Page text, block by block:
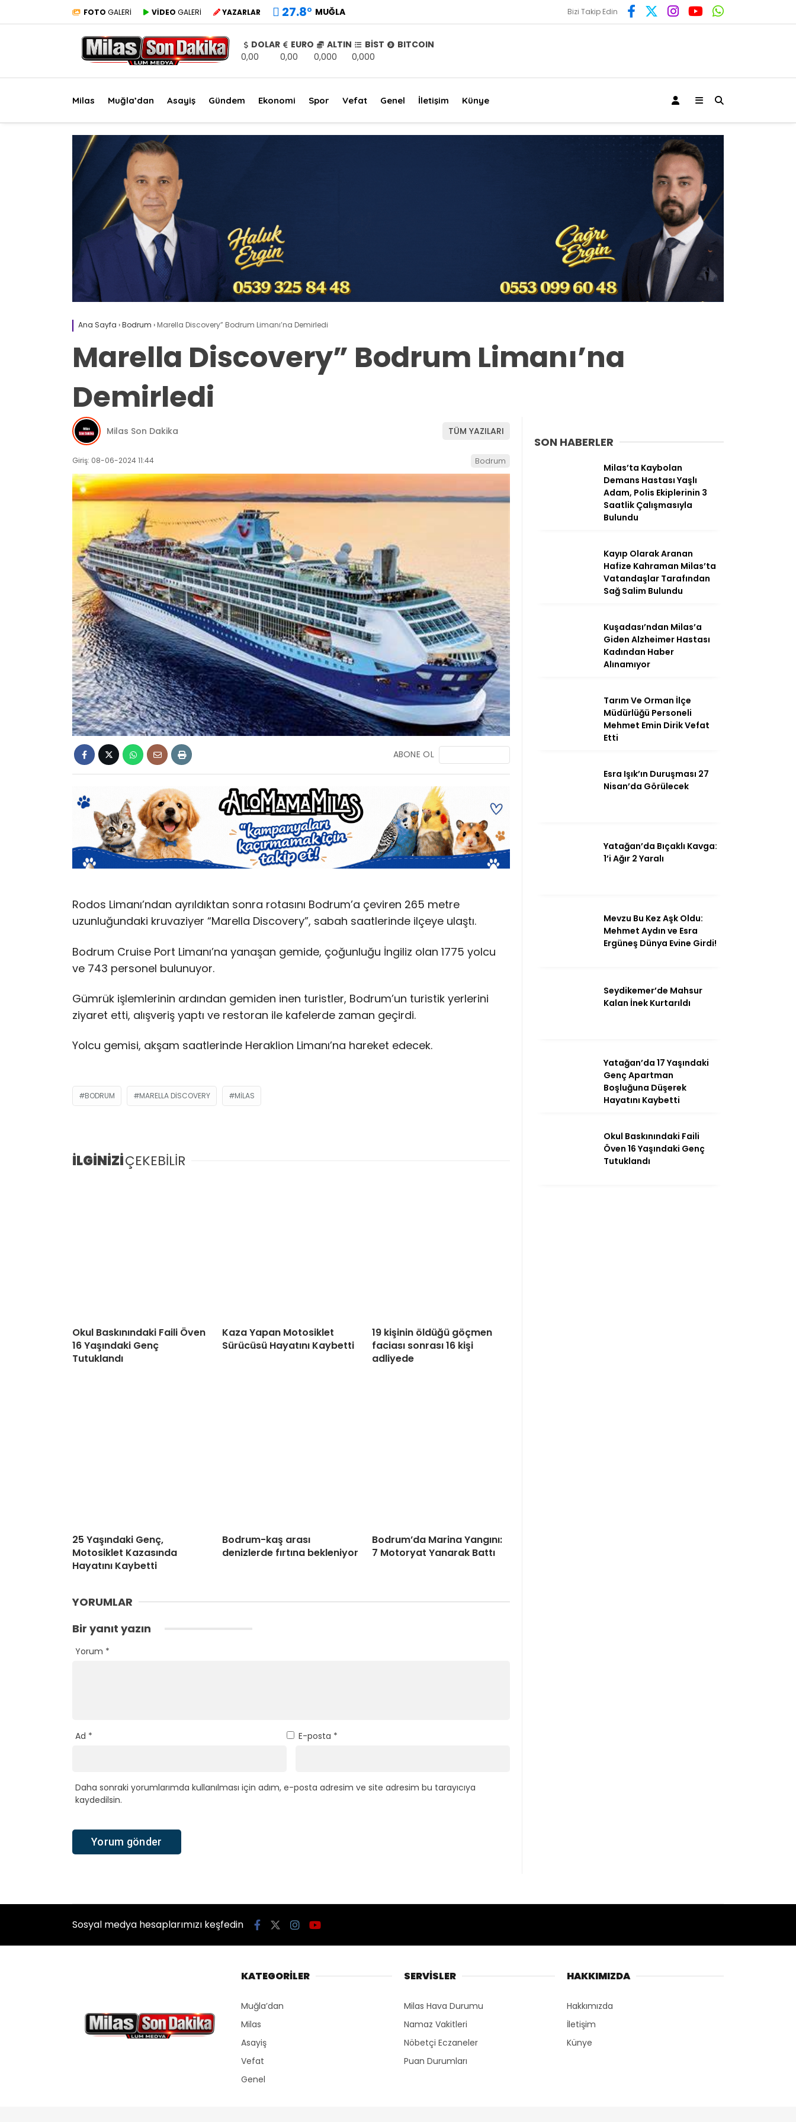
Milas
Genel
İletişim
Künye
İhbar Hattı
Instagram
FOTO GALERİ VİDEO GALERİ YAZARLAR 27.8° MUĞLA Bizi Takip Edin
DOLAR
0,00
EURO
0,00
ALTIN
0,000
BİST
0,000
BITCOIN
Milas Muğla’dan Asayiş Gündem Ekonomi Spor Vefat Genel İletişim Künye
Ana Sayfa ›Bodrum › Marella Discovery” Bodrum Limanı’na Demirledi
Marella Discovery” Bodrum Limanı’na
Demirledi
Milas Son Dakika TÜM YAZILARI
Giriş: 08-06-2024 11:44 Bodrum
ABONE OL
Rodos Limanı’ndan ayrıldıktan sonra rotasını Bodrum’a çeviren 265 metre
uzunluğundaki kruvaziyer “Marella Discovery”, sabah saatlerinde ilçeye ulaştı.
Bodrum Cruise Port Limanı’na yanaşan gemide, çoğunluğu İngiliz olan 1775 yolcu
ve 743 personel bulunuyor.
Gümrük işlemlerinin ardından gemiden inen turistler, Bodrum’un turistik yerlerini
ziyaret etti, alışveriş yaptı ve restoran ile kafelerde zaman geçirdi.
Yolcu gemisi, akşam saatlerinde Heraklion Limanı’na hareket edecek.
BODRUM MARELLA DISCOVERY MILAS
İLGİNİZİÇEKEBİLİR
Okul Baskınındaki Faili Öven
16 Yaşındaki Genç
Tutuklandı
Kaza Yapan Motosiklet
Sürücüsü Hayatını Kaybetti
19 kişinin öldüğü göçmen
faciası sonrası 16 kişi
adliyede
25 Yaşındaki Genç,
Motosiklet Kazasında
Hayatını Kaybetti
Bodrum-kaş arası
denizlerde fırtına bekleniyor
Bodrum’da Marina Yangını:
7 Motoryat Yanarak Battı
YORUMLAR
Bir yanıt yazın
Yorum *
Ad * E-posta *
Daha sonraki yorumlarımda kullanılması için adım, e-posta adresim ve site adresim bu tarayıcıya
kaydedilsin.
SON HABERLER
Milas’ta Kaybolan
Demans Hastası Yaşlı
Adam, Polis Ekiplerinin 3
Saatlik Çalışmasıyla
Bulundu
Kayıp Olarak Aranan
Hafize Kahraman Milas’ta
Vatandaşlar Tarafından
Sağ Salim Bulundu
Kuşadası’ndan Milas’a
Giden Alzheimer Hastası
Kadından Haber
Alınamıyor
Tarım Ve Orman İlçe
Müdürlüğü Personeli
Mehmet Emin Dirik Vefat
Etti
Esra Işık’ın Duruşması 27
Nisan’da Görülecek
Yatağan’da Bıçaklı Kavga:
1’i Ağır 2 Yaralı
Mevzu Bu Kez Aşk Oldu:
Mehmet Aydın ve Esra
Ergüneş Dünya Evine Girdi!
Seydikemer’de Mahsur
Kalan İnek Kurtarıldı
Yatağan’da 17 Yaşındaki
Genç Apartman
Boşluğuna Düşerek
Hayatını Kaybetti
Okul Baskınındaki Faili
Öven 16 Yaşındaki Genç
Tutuklandı
Sosyal medya hesaplarımızı keşfedin
KATEGORİLER
Muğla’dan
Milas
Asayiş
Vefat
Genel
SERVİSLER
Milas Hava Durumu
Namaz Vakitleri
Nöbetçi Eczaneler
Puan Durumları
HAKKIMIZDA
Hakkımızda
İletişim
Künye